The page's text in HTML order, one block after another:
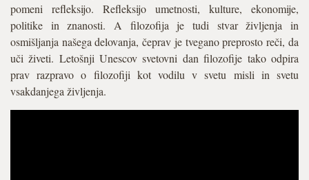
pomeni refleksijo. Refleksijo umetnosti, kulture, ekonomije,
politike in znanosti. A filozofija je tudi stvar življenja in
osmišljanja našega delovanja, čeprav je tvegano preprosto reči, da
uči živeti. Letošnji Unescov svetovni dan filozofije tako odpira
prav razpravo o filozofiji kot vodilu v svetu misli in svetu
vsakdanjega življenja.
Video